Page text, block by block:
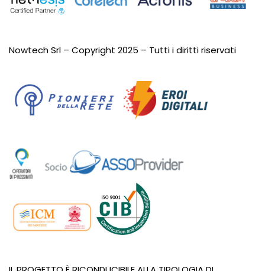
Nowtech Srl – Copyright 2025 – Tutti i diritti riservati